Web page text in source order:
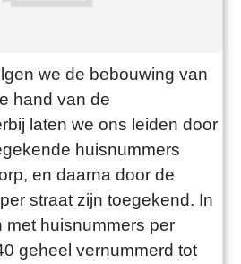
we de bebouwing van
hand van de
laten we ons leiden door
huisnummers
en daarna door de
straat zijn toegekend. In
met huisnummers per
geheel vernummerd tot